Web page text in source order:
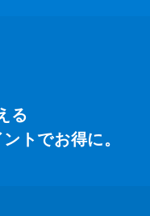
る
トでお得に。